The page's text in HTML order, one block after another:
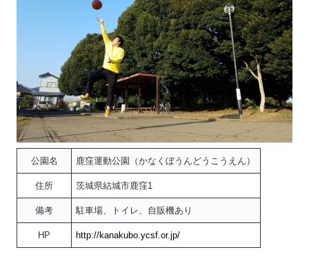
公園名 鹿窪運動公園（かなくぼうんどうこうえん）
住所 茨城県結城市鹿窪1
備考 駐車場、トイレ、自販機あり
HP http://kanakubo.ycsf.or.jp/